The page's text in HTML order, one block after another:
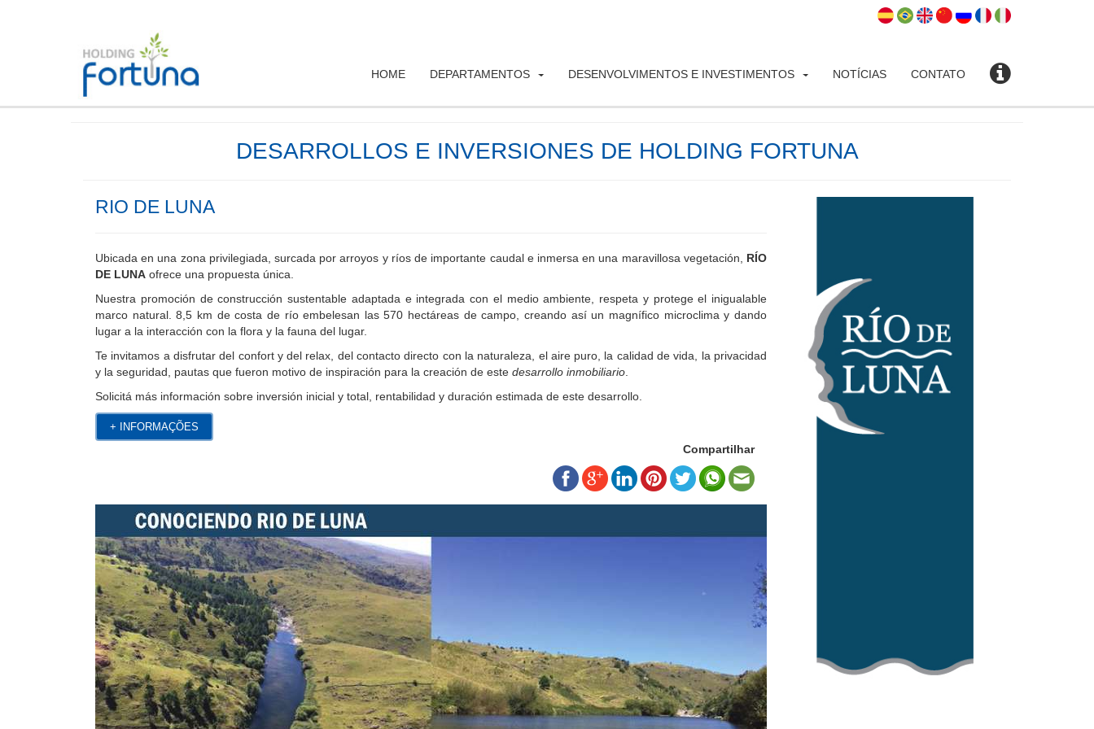
HOME DEPARTAMENTOS DESENVOLVIMENTOS E INVESTIMENTOS NOTÍCIAS CONTATO
DESARROLLOS E INVERSIONES DE HOLDING FORTUNA
RIO DE LUNA
Ubicada en una zona privilegiada, surcada por arroyos y ríos de importante caudal e inmersa en una maravillosa vegetación, RÍO
DE LUNA ofrece una propuesta única.
Nuestra promoción de construcción sustentable adaptada e integrada con el medio ambiente, respeta y protege el inigualable
marco natural. 8,5 km de costa de río embelesan las 570 hectáreas de campo, creando así un magnífico microclima y dando
lugar a la interacción con la flora y la fauna del lugar.
Te invitamos a disfrutar del confort y del relax, del contacto directo con la naturaleza, el aire puro, la calidad de vida, la privacidad
y la seguridad, pautas que fueron motivo de inspiración para la creación de este desarrollo inmobiliario
Solicitá más información sobre inversión inicial y total, rentabilidad y duración estimada de este desarrollo.
+ INFORMAÇÕES
Compartilhar